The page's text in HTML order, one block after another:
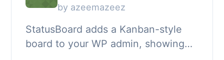
by azeemazeez
StatusBoard adds a Kanban-style
board to your WP admin, showing